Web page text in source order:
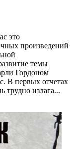
это
произведений
темы
Гордоном
В первых отчетах
трудно излага...